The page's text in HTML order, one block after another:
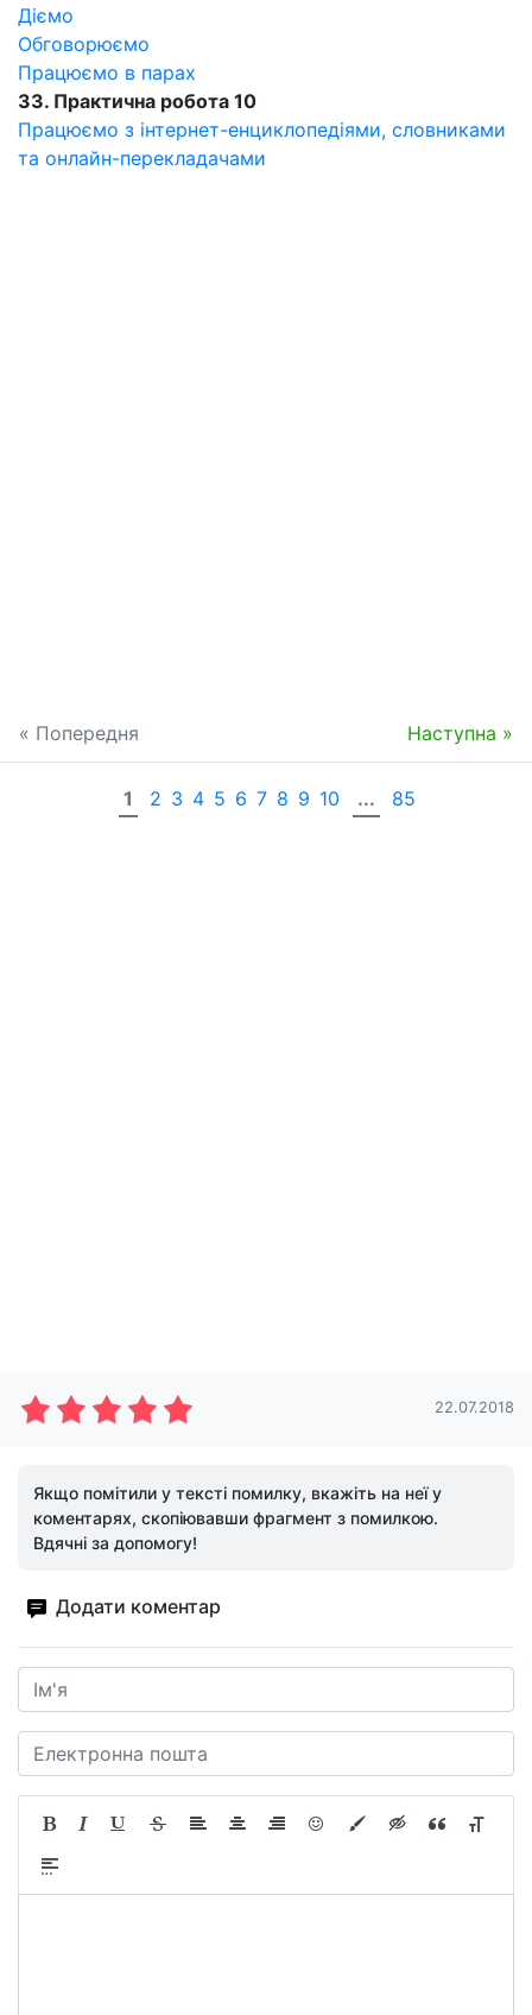
Діємо
Обговорюємо
Працюємо в парах
33. Практична робота 10
Працюємо з інтернет-енциклопедіями, словниками
та онлайн-перекладачами
« Попередня Наступна »
1 2 3 4 5 6 7 8 9 10 ... 85
22.07.2018
Якщо помітили у тексті помилку, вкажіть на неї у
коментарях, скопіювавши фрагмент з помилкою.
Вдячні за допомогу!
Додати коментар